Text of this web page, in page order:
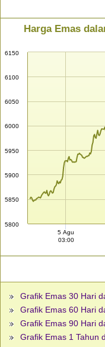
Harga Emas
5800
5850
5900
5950
6000
6050
6100
6150
5 Agu
03:00
Grafik Emas 30 Hari
Grafik Emas 60 Hari
Grafik Emas 90 Hari
Grafik Emas 1 Tahun